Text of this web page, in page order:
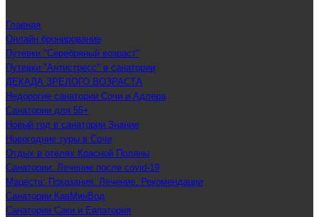
Главная
Онлайн бронирование
Путевки "Серебряный возраст"
Путевки "Антистресс" в санатории
ДЕКАДА ЗРЕЛОГО ВОЗРАСТА
Недорогие санатории Сочи и Адлера
Санатории для 55+
Новый год в санатории Знание
Новогодние туры в Сочи
Отдых в отелях Красной Поляны
Санатории: Лечение после covid-19
Мацеста: Показания. Лечение. Рекомендации
Санатории КавМинВод
Санатории Саки и Евпатория